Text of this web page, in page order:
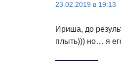
23.02.2019 в 19:13
Ириша, до
плыть))) но… я